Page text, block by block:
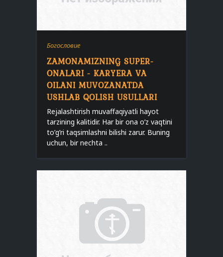
Богословие
ZAMONAMIZNING SUPER-
ONALARI - KARYERA VA
OILANI MUVOZANATDA
USHLAB QOLISH USULLARI
Rejalashtirish muvaffaqiyatli hayot
tarzining kalitidir. Har bir ona o’z vaqtini
to’g’ri taqsimlashni bilishi zarur. Buning
uchun, bir nechta ..